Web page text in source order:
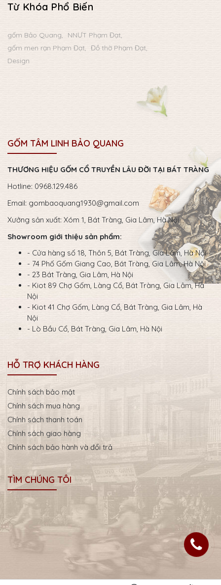
Từ Khóa Phổ Biến
gốm Bảo Quang
NNƯT Phạm Đạt
gốm men rạn Phạm Đạt
Đồ thờ Phạm Đạt
Design
GỐM TÂM LINH BẢO QUANG
THƯƠNG HIỆU GỐM CỔ TRUYỀN LÂU ĐỜI TẠI BÁT TRÀNG
Hotline: 0968.129.486
Email: gombaoquang1930@gmail.com
Xưởng sản xuất: Xóm 1, Bát Tràng, Gia Lâm, Hà Nội
Showroom giới thiệu sản phẩm:
- Cửa hàng số 18, Thôn 5, Bát Tràng, Gia Lâm, Hà Nội
- 74 Phố Gốm Giang Cao, Bát Tràng, Gia Lâm, Hà Nội
- 23 Bát Tràng, Gia Lâm, Hà Nội
- Kiot 89 Chợ Gốm, Làng Cổ, Bát Tràng, Gia Lâm, Hà
Nội
- Kiot 41 Chợ Gốm, Làng Cổ, Bát Tràng, Gia Lâm, Hà
Nội
- Lò Bầu Cổ, Bát Tràng, Gia Lâm, Hà Nội
HỖ TRỢ KHÁCH HÀNG
Chính sách bảo mật
Chính sách mua hàng
Chính sách thanh toán
Chính sách giao hàng
Chính sách bảo hành và đổi trả
TÌM CHÚNG TÔI